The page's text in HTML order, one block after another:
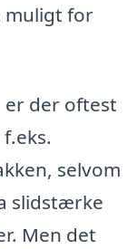
muligt for
der oftest
selvom
slidstærke
Men det